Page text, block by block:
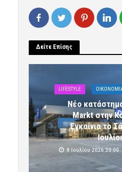
Δείτε Επίσης
LIFESTYLE
Νέο
Markt στην
Εγκαίνια το
8 Ιουλίου 2026 20:00